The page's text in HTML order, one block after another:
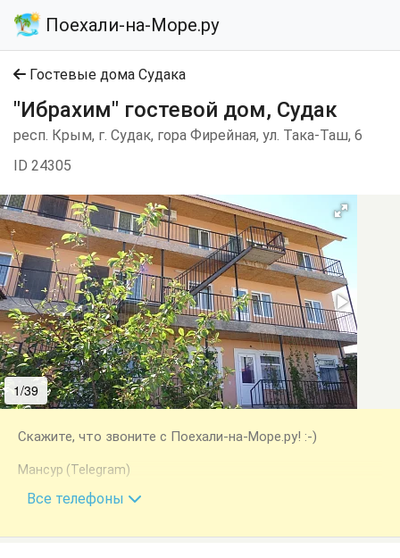
Поехали-на-Море.ру
Гостевые дома Судака
"Ибрахим" гостевой дом, Судак
респ. Крым, г. Судак, гора Фирейная, ул. Така-Таш, 6
ID 24305
1/39
Скажите, что звоните с Поехали-на-Море.ру! :-)
Мансур (Telegram)
+7 (978) 100-55-36
Все телефоны